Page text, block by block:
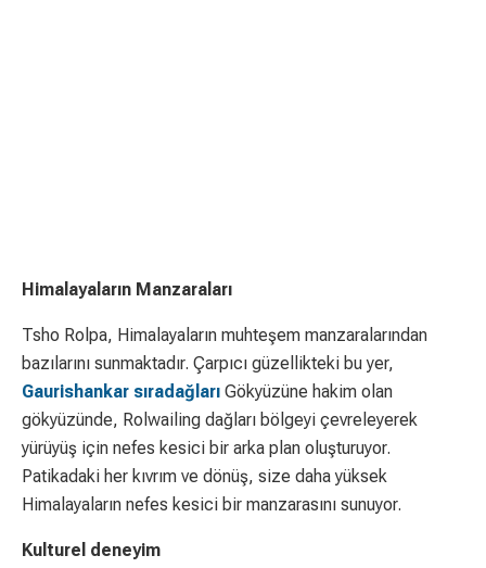
Himalayaların Manzaraları
Tsho Rolpa, Himalayaların muhteşem manzaralarından
bazılarını sunmaktadır. Çarpıcı güzellikteki bu yer,
Gaurishankar sıradağları Gökyüzüne hakim olan
gökyüzünde, Rolwailing dağları bölgeyi çevreleyerek
yürüyüş için nefes kesici bir arka plan oluşturuyor.
Patikadaki her kıvrım ve dönüş, size daha yüksek
Himalayaların nefes kesici bir manzarasını sunuyor.
Kulturel deneyim